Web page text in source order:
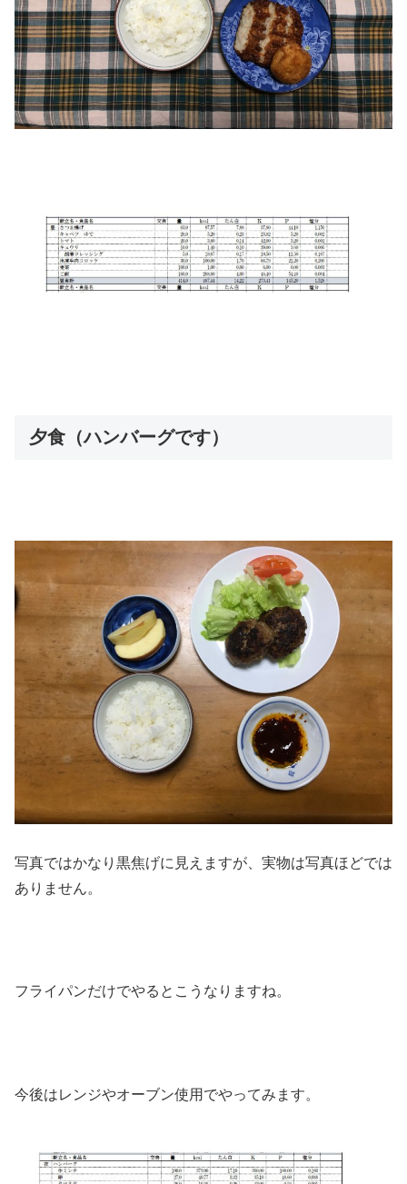
夕食（ハンバーグです）
写真ではかなり黒焦げに見えますが、実物は写真ほどでは
ありません。
フライパンだけでやるとこうなりますね。
今後はレンジやオーブン使用でやってみます。